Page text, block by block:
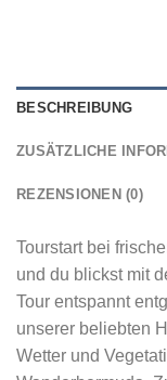
BESCHREIBUNG
ZUSÄTZLICHE
REZENSIONEN (0)
Tourstart bei
und du blickst mit
Tour entspannt
unserer beliebten
Wetter und